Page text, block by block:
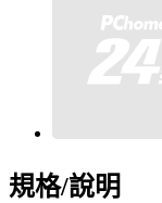
規格/說明